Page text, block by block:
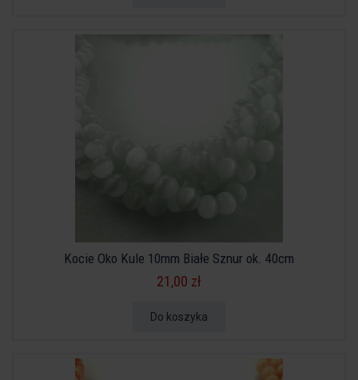
Kocie Oko Kule 10mm Białe Sznur ok. 40cm
21,00 zł
Do koszyka